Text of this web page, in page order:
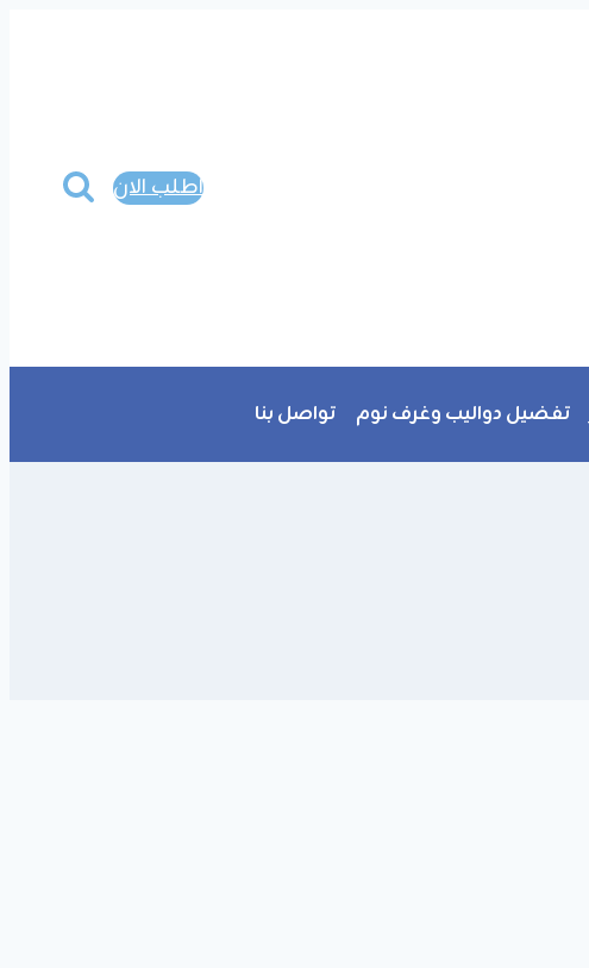
اطلب الان
تفضيل دواليب وغرف نوم تواصل بنا